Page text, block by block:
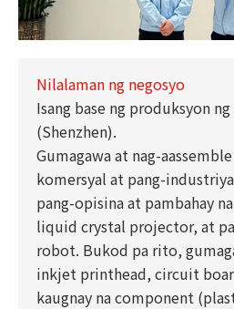
Nilalaman ng negosyo
Isang base ng produksyon ng
(Shenzhen).
Gumagawa at nag-
komersyal at pang-
pang-opisina at pambahay
liquid crystal projector, at
robot. Bukod pa rito,
inkjet printhead, circuit
kaugnay na component